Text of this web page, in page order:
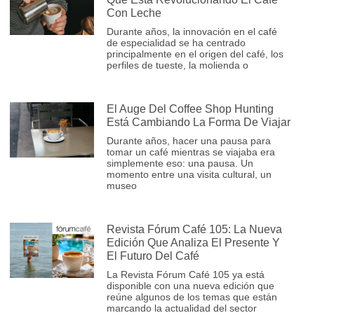
Con Leche
Durante años, la innovación en el café
de especialidad se ha centrado
principalmente en el origen del café, los
perfiles de tueste, la molienda o
El Auge Del Coffee Shop Hunting
Está Cambiando La Forma De Viajar
Durante años, hacer una pausa para
tomar un café mientras se viajaba era
simplemente eso: una pausa. Un
momento entre una visita cultural, un
museo
Revista Fórum Café 105: La Nueva
Edición Que Analiza El Presente Y
El Futuro Del Café
La Revista Fórum Café 105 ya está
disponible con una nueva edición que
reúne algunos de los temas que están
marcando la actualidad del sector